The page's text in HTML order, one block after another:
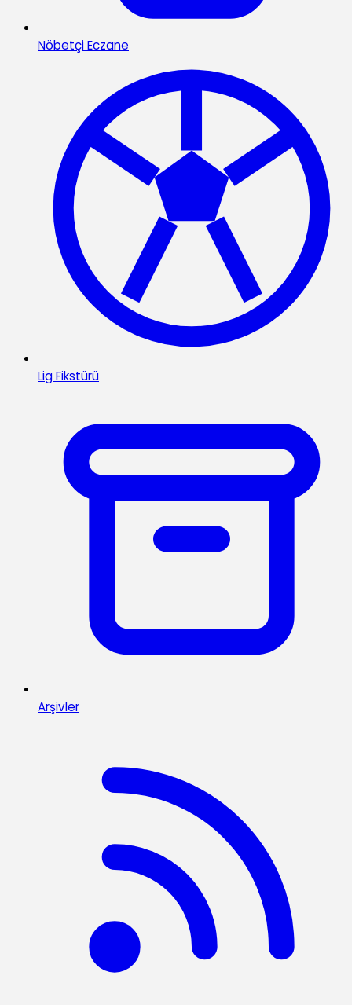
Nöbetçi Eczane
Lig Fikstürü
Arşivler